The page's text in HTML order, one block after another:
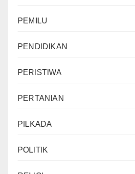
PEMILU
PENDIDIKAN
PERISTIWA
PERTANIAN
PILKADA
POLITIK